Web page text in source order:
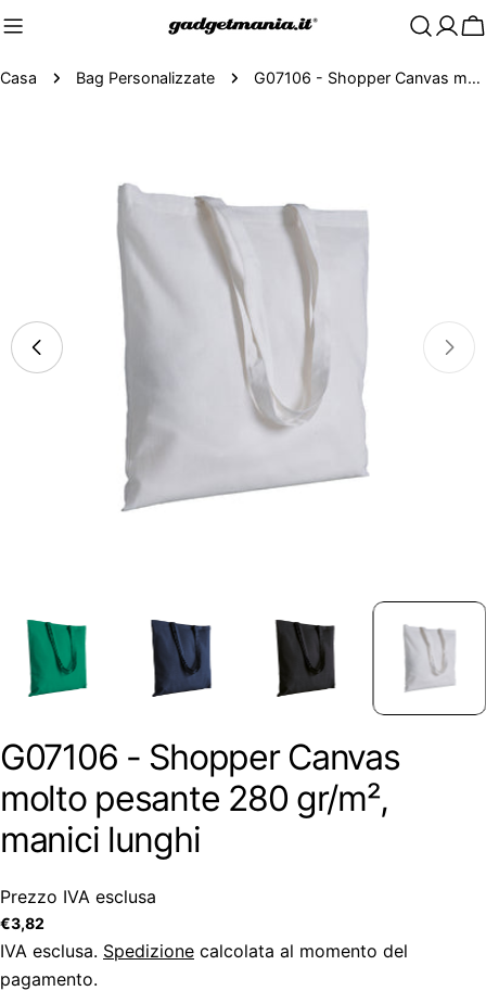
Casa Bag Personalizzate G07106 - Shopper Canvas molto pesante 280 gr/m², manici lunghi
G07106 - Shopper Canvas
molto pesante 280 gr/m²,
manici lunghi
Prezzo IVA esclusa
Prezzo
regolare
€3,82
IVA esclusa. Spedizione calcolata al momento del
pagamento.